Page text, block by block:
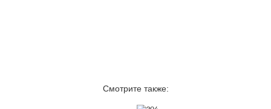
Смотрите также: